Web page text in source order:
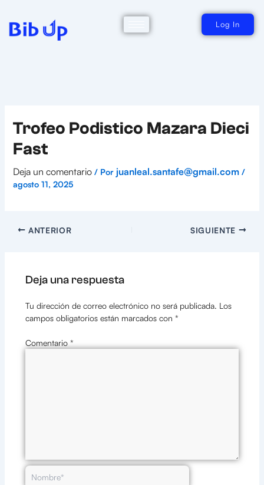
contenido
Log In
Trofeo Podistico Mazara Dieci
Fast
Deja un comentario / Por juanleal.santafe@gmail.com /
agosto 11, 2025
ANTERIOR SIGUIENTE
Deja una respuesta
Tu dirección de correo electrónico no será publicada. Los
campos obligatorios están marcados con *
Comentario *
Nombre*